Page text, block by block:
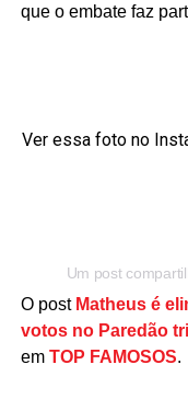
que o embate faz
Ver essa foto no
Um post
O post Matheus é
votos no Paredão
em TOP FAMOSOS.